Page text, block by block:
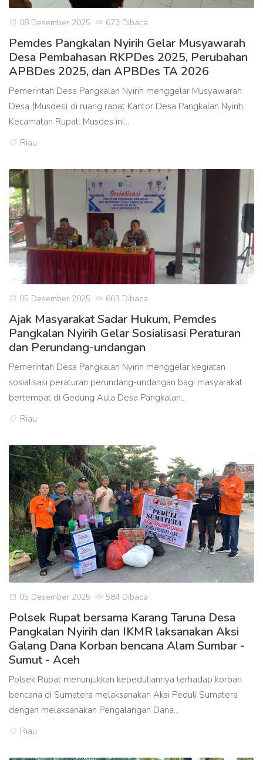
08 Desember 2025 673 Dibaca
Pemdes Pangkalan Nyirih Gelar Musyawarah
Desa Pembahasan RKPDes 2025, Perubahan
APBDes 2025, dan APBDes TA 2026
Pemerintah Desa Pangkalan Nyirih menggelar Musyawarah
Desa (Musdes) di ruang rapat Kantor Desa Pangkalan Nyirih,
Kecamatan Rupat. Musdes ini...
Riau
05 Desember 2025 663 Dibaca
Ajak Masyarakat Sadar Hukum, Pemdes
Pangkalan Nyirih Gelar Sosialisasi Peraturan
dan Perundang-undangan
Pemerintah Desa Pangkalan Nyirih menggelar kegiatan
sosialisasi peraturan perundang-undangan bagi masyarakat
bertempat di Gedung Aula Desa Pangkalan...
Riau
05 Desember 2025 584 Dibaca
Polsek Rupat bersama Karang Taruna Desa
Pangkalan Nyirih dan IKMR laksanakan Aksi
Galang Dana Korban bencana Alam Sumbar -
Sumut - Aceh
Polsek Rupat menunjukkan kepeduliannya terhadap korban
bencana di Sumatera melaksanakan Aksi Peduli Sumatera
dengan melaksanakan Pengalangan Dana...
Riau